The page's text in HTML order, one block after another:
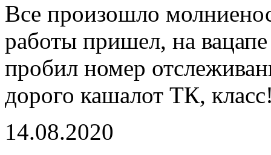
Все произошло
работы пришел, на
пробил номер
дорого кашалот ТК,
14.08.2020